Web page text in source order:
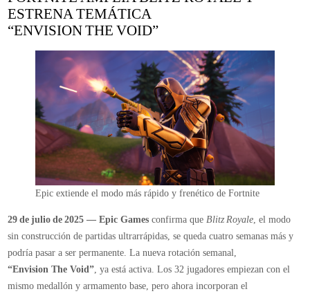
ESTRENA TEMÁTICA
“ENVISION THE VOID”
Epic extiende el modo más rápido y frenético de Fortnite
29 de julio de 2025 — Epic Games confirma que Blitz Royale , el modo
sin construcción de partidas ultrarrápidas, se queda cuatro semanas más y
podría pasar a ser permanente. La nueva rotación semanal,
“Envision The Void” , ya está activa. Los 32 jugadores empiezan con el
mismo medallón y armamento base, pero ahora incorporan el